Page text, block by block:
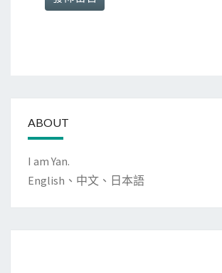
ABOUT
I am Yan.
English、中文、日本語